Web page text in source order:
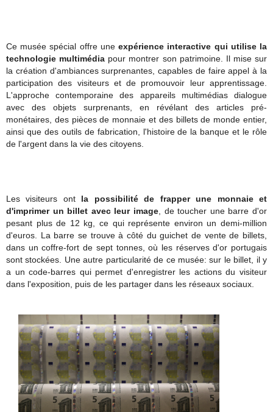
Ce musée spécial offre uneexpérience interactive qui utilise la
technologie multimédia pour montrer son patrimoine. Il mise sur
la création d'ambiances surprenantes, capables de faire appel à la
participation des visiteurs et de promouvoir leur apprentissage.
L'approche contemporaine des appareils multimédias dialogue
avec des objets surprenants, en révélant des articles pré-
monétaires, des pièces de monnaie et des billets de monde entier,
ainsi que des outils de fabrication, l'histoire de la banque et le rôle
de l'argent dans la vie des citoyens.
Les visiteurs ont la possibilité de frapper une monnaie et
d'imprimer un billet avec leur image, de toucher une barre d'or
pesant plus de 12 kg, ce qui représente environ un demi-million
d'euros. La barre se trouve à côté du guichet de vente de billets,
dans un coffre-fort de sept tonnes, où les réserves d'or portugais
sont stockées. Une autre particularité de ce musée: sur le billet, il y
a un code-barres qui permet d'enregistrer les actions du visiteur
dans l'exposition, puis de les partager dans les réseaux sociaux.